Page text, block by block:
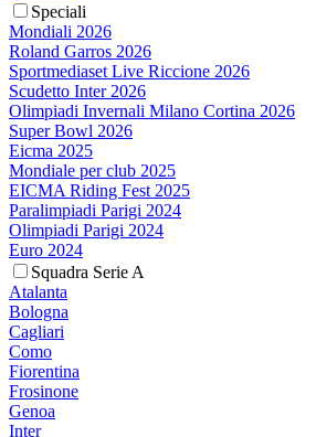
Speciali
Mondiali 2026
Roland Garros 2026
Sportmediaset Live Riccione 2026
Scudetto Inter 2026
Olimpiadi Invernali Milano Cortina 2026
Super Bowl 2026
Eicma 2025
Mondiale per club 2025
EICMA Riding Fest 2025
Paralimpiadi Parigi 2024
Olimpiadi Parigi 2024
Euro 2024
Squadra Serie A
Atalanta
Bologna
Cagliari
Como
Fiorentina
Frosinone
Genoa
Inter